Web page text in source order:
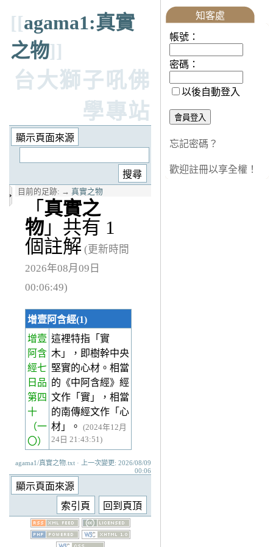
[[agama1:真實
之物]]
台大獅子吼佛
學專站
目前的足跡: → 真實之物
「 真實之
物 」共有 1
個註解 (更新時間
2026年08月09日
00:06:49)
增壹阿含經(1)
增壹
阿含
經七
日品
第四
十
（一
〇）
這裡特指「實
木」，即樹幹中央
堅實的心材。相當
的《中阿含經》經
文作「實」，相當
的南傳經文作「心
材」。
(2024年12月
24日 21:43:51)
agama1/真實之物.txt · 上一次變更: 2026/08/09
00:06
知客處
帳號：
密碼：
以後自動登入
忘記密碼？
歡迎註冊以享全權！